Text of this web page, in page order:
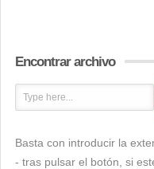
Encontrar archivo
Basta con introducir la
- tras pulsar el botón, si